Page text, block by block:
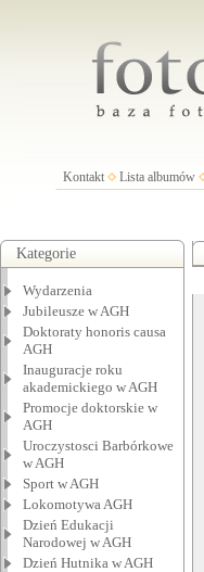
Kontakt Lista albumów
Kategorie
Wydarzenia
Jubileusze w AGH
Doktoraty honoris causa
AGH
Inauguracje roku
akademickiego w AGH
Promocje doktorskie w
AGH
Uroczystosci Barbórkowe
w AGH
Sport w AGH
Lokomotywa AGH
Dzień Edukacji
Narodowej w AGH
Dzień Hutnika w AGH